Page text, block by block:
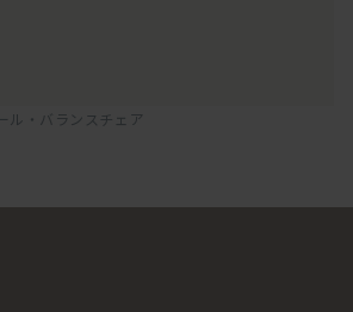
ル・バランスチェア